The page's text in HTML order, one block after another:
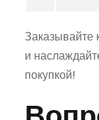
Заказывайте
и
покупкой!